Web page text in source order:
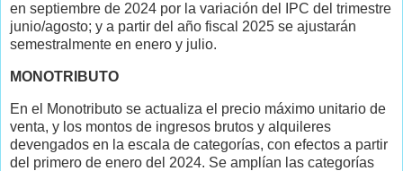
en septiembre de 2024 por la variación del IPC del trimestre
junio/agosto; y a partir del año fiscal 2025 se ajustarán
semestralmente en enero y julio.
MONOTRIBUTO
En el Monotributo se actualiza el precio máximo unitario de
venta, y los montos de ingresos brutos y alquileres
devengados en la escala de categorías, con efectos a partir
del primero de enero del 2024. Se amplían las categorías